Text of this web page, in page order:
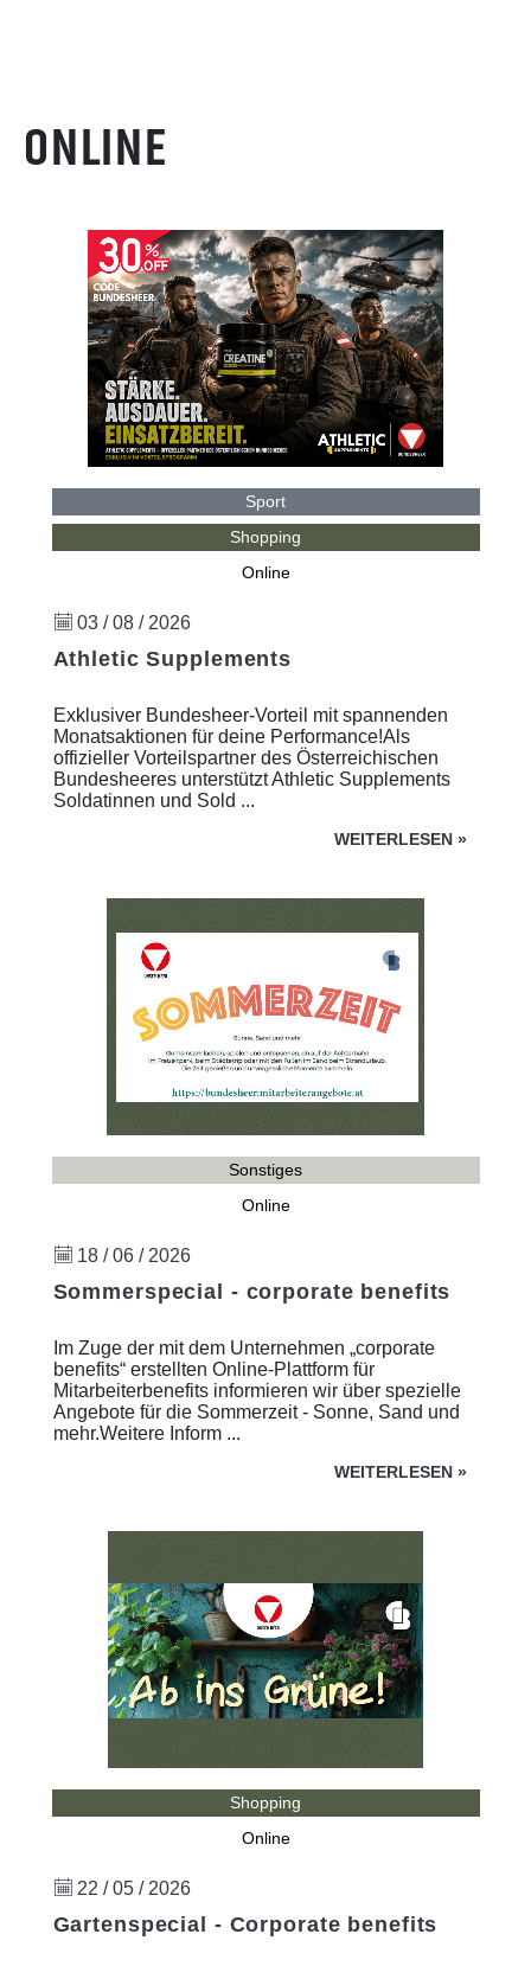
ONLINE
Sport
Shopping
Online
03 / 08 / 2026
Athletic Supplements
Exklusiver Bundesheer-Vorteil mit spannenden
Monatsaktionen für deine Performance!Als
offizieller Vorteilspartner des Österreichischen
Bundesheeres unterstützt Athletic Supplements
Soldatinnen und Sold ...
WEITERLESEN »
Sonstiges
Online
18 / 06 / 2026
Sommerspecial - corporate benefits
Im Zuge der mit dem Unternehmen „corporate
benefits“ erstellten Online-Plattform für
Mitarbeiterbenefits informieren wir über spezielle
Angebote für die Sommerzeit - Sonne, Sand und
mehr.Weitere Inform ...
WEITERLESEN »
Shopping
Online
22 / 05 / 2026
Gartenspecial - Corporate benefits